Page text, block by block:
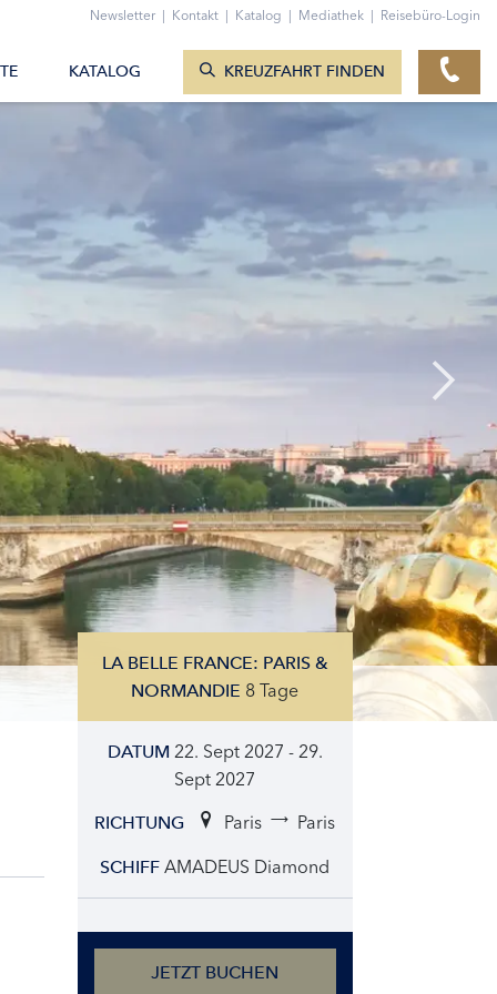
LA BELLE FRANCE: PARIS &
NORMANDIE 8 Tage
DATUM 22. Sept 2027 - 29.
Sept 2027
RICHTUNG Paris Paris
SCHIFF AMADEUS Diamond
JETZT BUCHEN
Newsletter | Kontakt | Katalog | Mediathek | Reisebüro-Login
KATALOG KREUZFAHRT FINDEN
ZUM KONTAKTFORMULAR